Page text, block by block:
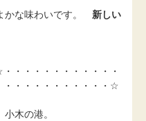
かな味わいです。 新しい
・・・・・・・・・・・
・・・・・・・・・・☆
木の港。